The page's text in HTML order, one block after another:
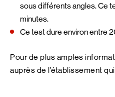
sous différents angles. Ce
minutes.
Ce test dure environ entre
Pour de plus amples
auprès de l’établissement